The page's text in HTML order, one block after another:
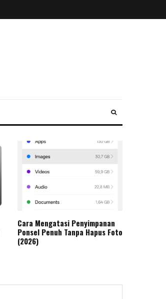
Cara Mengatasi Penyimpanan
Ponsel Penuh Tanpa Hapus Foto
(2026)